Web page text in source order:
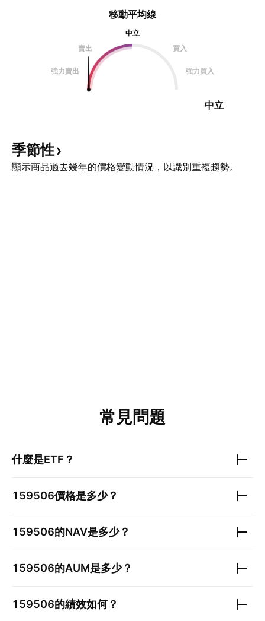
移動平均線
中立
賣出
買入
強力賣出 強力買入
中立
季節性
顯示商品過去幾年的價格變動情況，以識別重複趨勢。
常見問題
什麼是ETF？
159506價格是多少？
159506的NAV是多少？
159506的AUM是多少？
159506的績效如何？